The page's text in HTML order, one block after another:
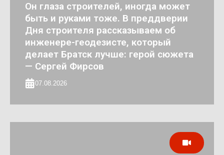
Он глаза строителей, иногда может
быть и руками тоже. В преддверии
Дня строителя рассказываем об
инженере-геодезисте, который
делает Братск лучше: герой сюжета
— Сергей Фирсов
07.08.2026